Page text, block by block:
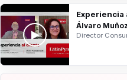
Experiencia
Álvaro Muñoz
Director